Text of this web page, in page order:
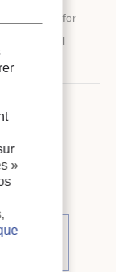
for
du
»